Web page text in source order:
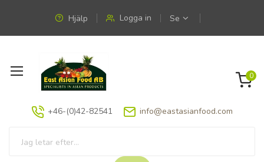
Hjälp Logga in Se
Växla
+46-(0)42-82541 info@eastasianfood.com
0